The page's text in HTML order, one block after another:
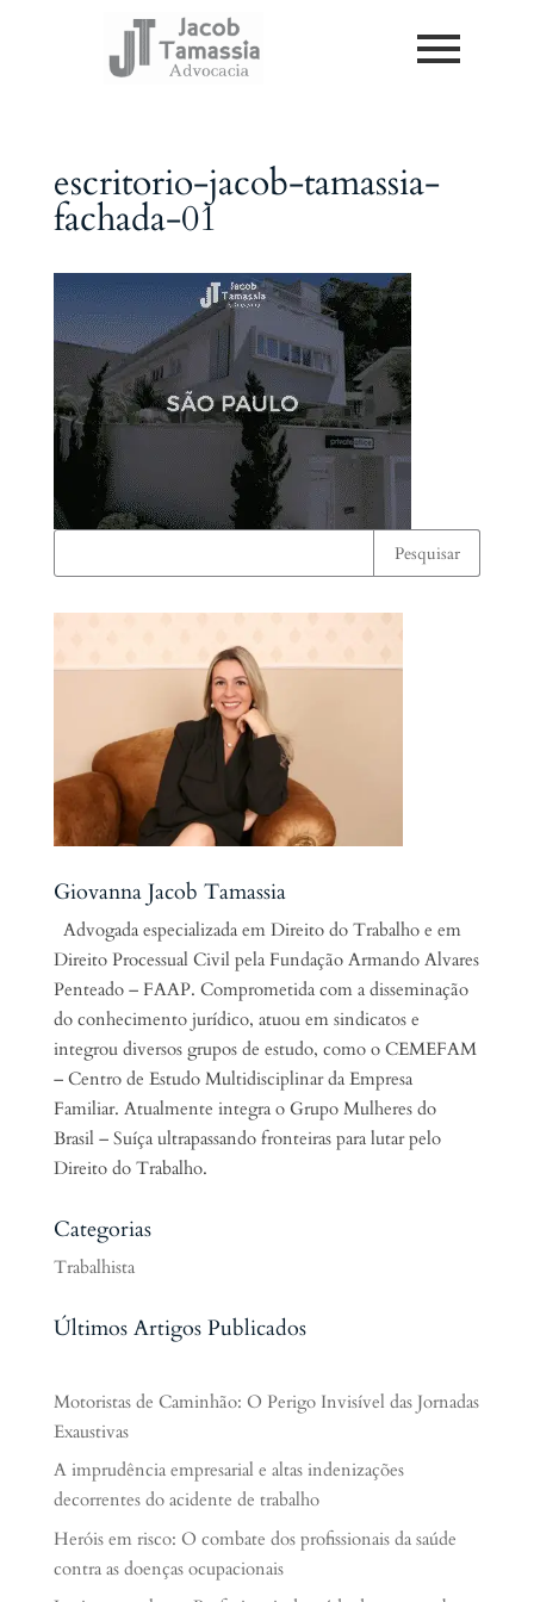
escritorio-jacob-tamassia-
fachada-01
Giovanna Jacob Tamassia
Advogada especializada em Direito do Trabalho e em
Direito Processual Civil pela Fundação Armando Alvares
Penteado – FAAP. Comprometida com a disseminação
do conhecimento jurídico, atuou em sindicatos e
integrou diversos grupos de estudo, como o CEMEFAM
– Centro de Estudo Multidisciplinar da Empresa
Familiar. Atualmente integra o Grupo Mulheres do
Brasil – Suíça ultrapassando fronteiras para lutar pelo
Direito do Trabalho.
Categorias
Trabalhista
Últimos Artigos Publicados
Motoristas de Caminhão: O Perigo Invisível das Jornadas
Exaustivas
A imprudência empresarial e altas indenizações
decorrentes do acidente de trabalho
Heróis em risco: O combate dos profissionais da saúde
contra as doenças ocupacionais